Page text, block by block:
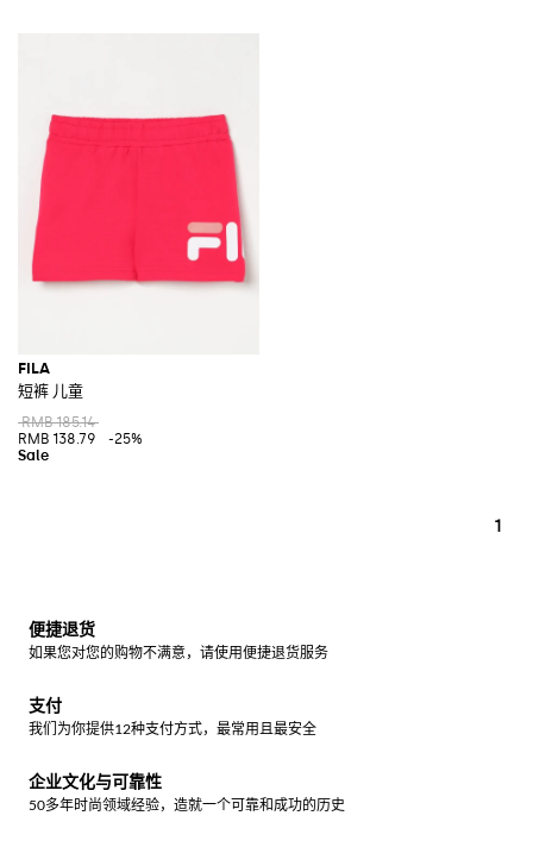
FILA
短裤 儿童
RMB 185.14
RMB 138.79
-25%
1
便捷退货
如果您对您的购物不满意，请使用便捷退货服务
支付
我们为你提供12种支付方式，最常用且最安全
企业文化与可靠性
50多年时尚领域经验，造就一个可靠和成功的历史